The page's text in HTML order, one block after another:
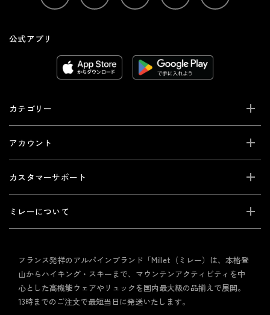
公式アプリ
カテゴリー
アカウント
カスタマーサポート
ミレーについて
フランス発祥のアルパインブランド「Millet（ミレー）は、本格登
山からハイキング・スキーまで、マウンテンアクティビティを中
心とした高機能ウェアやリュックを国内最大級の品揃えで展開。
13時までのご注文で最短当日に発送いたします。